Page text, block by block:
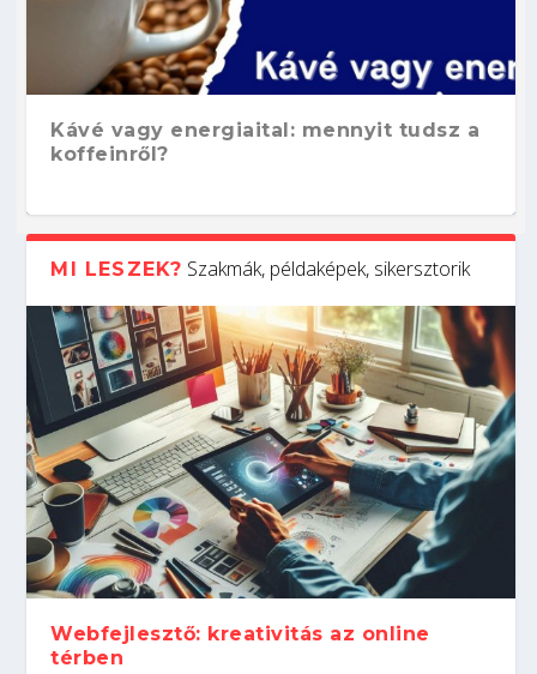
Kávé vagy energiaital: mennyit tudsz a
koffeinről?
Hogyan készíts ATS-barát önéletrajzot?
Így növelheted az esélyedet az
állásinterjúra...
Kitalálod, mire használják ezeket a
gépeket?
Nem sikerült az egyetemi felvételi?
Tanulj szakmát!
Szoftverfejlesztő: verseny kódban –
amikor néhány sor program dönti el a
világversenyt...
MI LESZEK? Szakmák, példaképek, sikersztorik
Webfejlesztő: kreativitás az online
térben